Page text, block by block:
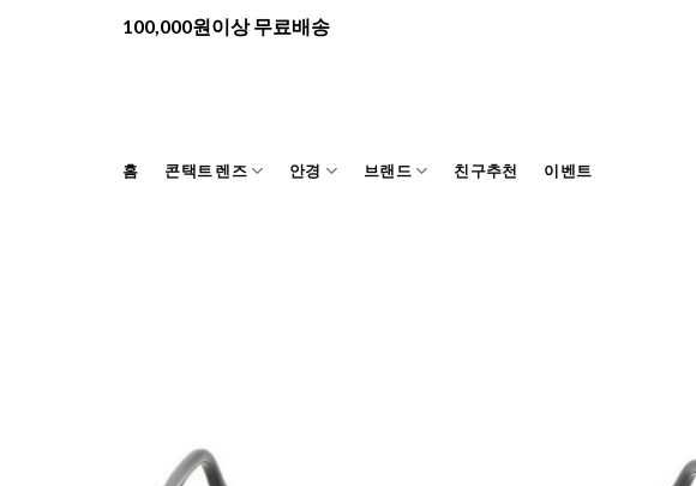
100,000원이상 무료배송
홈 콘택트 렌즈 안경 브랜드 친구추천 이벤트